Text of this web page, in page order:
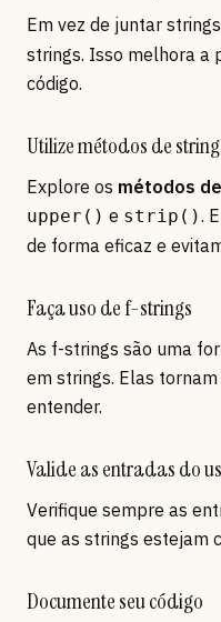
Em vez de juntar
strings. Isso melhora a
código.
Utilize métodos de
Explore os métodos
upper() e strip().
de forma eficaz e
Faça uso de f-strings
As f-strings são uma
em strings. Elas
entender.
Valide as entradas do
Verifique sempre as
que as strings estejam
Documente seu código